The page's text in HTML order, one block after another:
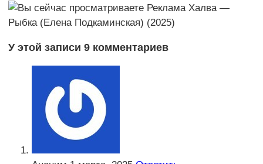
У этой записи 9 комментариев